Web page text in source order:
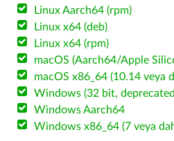
Linux Aarch64 (rpm)
Linux x64 (deb)
Linux x64 (rpm)
macOS (Aarch64/Apple
macOS x86_64 (10.14 veya
Windows (32 bit,
Windows Aarch64
Windows x86_64 (7 veya